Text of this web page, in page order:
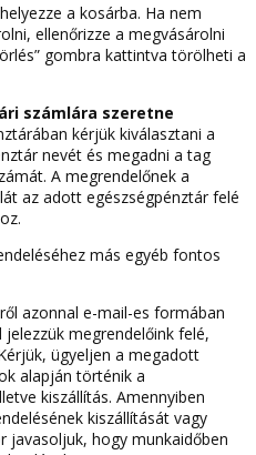
a kosárba. Ha nem
ellenőrizze a megvásárolni
gombra kattintva törölheti a
számlára szeretne
kérjük kiválasztani a
nevét és megadni a tag
A megrendelőnek a
az adott egészségpénztár felé
más egyéb fontos
azonnal e-mail-es formában
megrendelőink felé,
ügyeljen a megadott
alapján történik a
kiszállítás. Amennyiben
kiszállítását vagy
javasoljuk, hogy munkaidőben